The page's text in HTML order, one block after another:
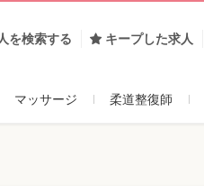
を検索する キープした求人
マッサージ 柔道整復師